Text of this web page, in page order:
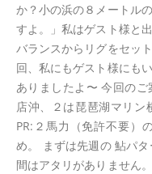
か？小の浜の８メートル
すよ。」私はゲスト様と
バランスからリグをセッ
回、私にもゲスト様にも
ありましたよ〜 今回の
店沖、２は琵琶湖マリン
PR:２馬力（免許不要）
め。 まずは先週の 鮎パ
間はアタリがありません